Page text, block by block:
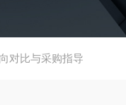
对比与采购指导